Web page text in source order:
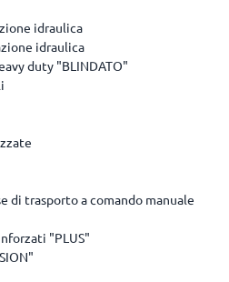
idraulica
idraulica
duty "BLINDATO"
di trasporto a comando manuale
"PLUS"